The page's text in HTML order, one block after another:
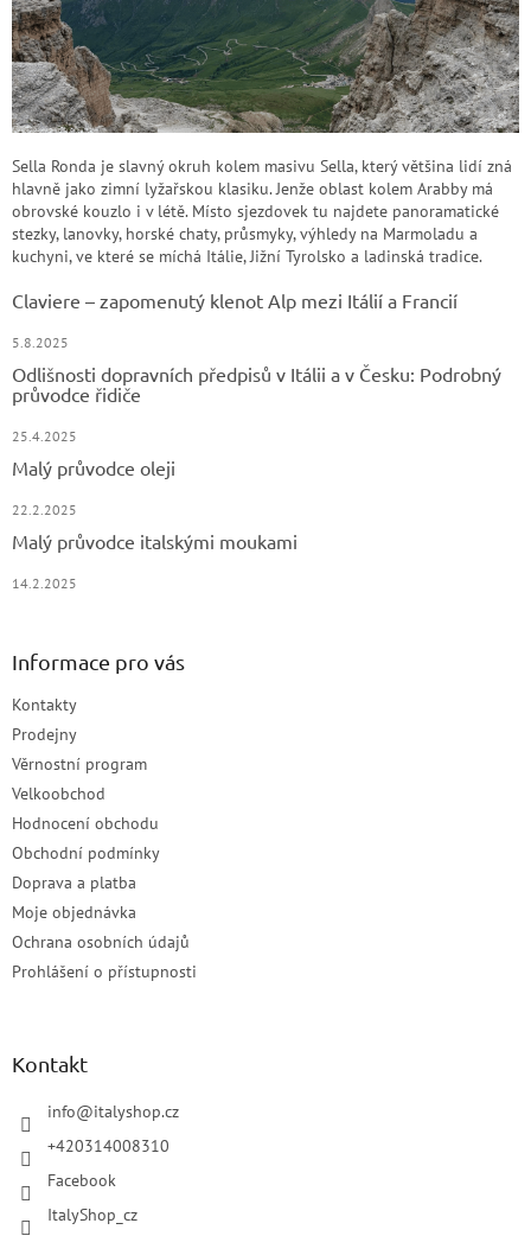
Sella Ronda je slavný okruh kolem masivu Sella, který většina lidí zná
hlavně jako zimní lyžařskou klasiku. Jenže oblast kolem Arabby má
obrovské kouzlo i v létě. Místo sjezdovek tu najdete panoramatické
stezky, lanovky, horské chaty, průsmyky, výhledy na Marmoladu a
kuchyni, ve které se míchá Itálie, Jižní Tyrolsko a ladinská tradice.
Claviere – zapomenutý klenot Alp mezi Itálií a Francií
5.8.2025
Odlišnosti dopravních předpisů v Itálii a v Česku: Podrobný
průvodce řidiče
25.4.2025
Malý průvodce oleji
22.2.2025
Malý průvodce italskými moukami
14.2.2025
Informace pro vás
Kontakty
Prodejny
Věrnostní program
Velkoobchod
Hodnocení obchodu
Obchodní podmínky
Doprava a platba
Moje objednávka
Ochrana osobních údajů
Prohlášení o přístupnosti
Kontakt
info@italyshop.cz
+420314008310
Facebook
ItalyShop_cz